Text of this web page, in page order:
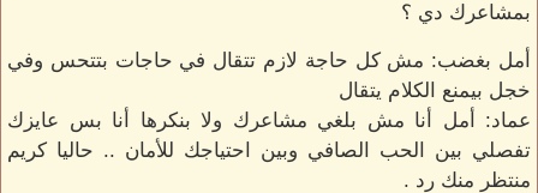
بمشاعرك دي ؟
أمل بغضب: مش كل حاجة لازم تتقال في حاجات بتتحس وفي
خجل بيمنع الكلام يتقال
عماد: أمل أنا مش بلغي مشاعرك ولا بنكرها أنا بس عايزك
تفصلي بين الحب الصافي وبين احتياجك للأمان .. حاليا كريم
منتظر منك رد .